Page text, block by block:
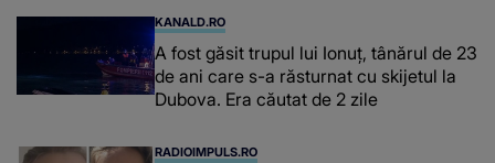
mea...”
KANALD.RO
A fost găsit trupul lui Ionuț, tânărul de 23
de ani care s-a răsturnat cu skijetul la
Dubova. Era căutat de 2 zile
RADIOIMPULS.RO